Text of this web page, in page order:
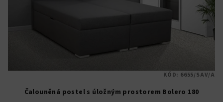
Čalouněná postel s úložným prostorem Bolero 180
KÓD: 6655/SAV/A